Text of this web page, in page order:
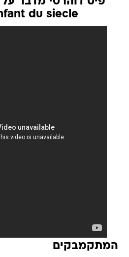
du siecle"
המתקמבקים